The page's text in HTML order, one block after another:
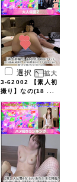
選択
3-62002 【素人初
撮り】なの(18 ...